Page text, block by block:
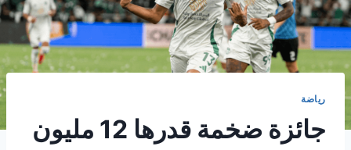
رياضة
جائزة ضخمة قدرها 12 مليون